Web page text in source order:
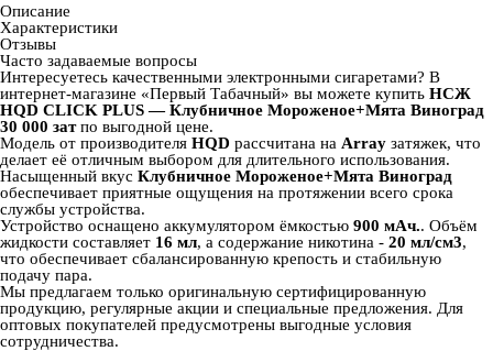
Описание
Характеристики
Отзывы
Часто задаваемые вопросы
Интересуетесь качественными электронными сигаретами? В
интернет‑магазине «Первый Табачный» вы можете купить НСЖ
HQD CLICK PLUS — Клубничное Мороженое+Мята Виноград
30 000 затпо выгодной цене.
Модель от производителя HQD рассчитана на Array затяжек, что
делает её отличным выбором для длительного использования.
Насыщенный вкус Клубничное Мороженое+Мята Виноград
обеспечивает приятные ощущения на протяжении всего срока
службы устройства.
Устройство оснащено аккумулятором ёмкостью 900 мАч.. Объём
жидкости составляет 16 мл, а содержание никотина - 20 мл/см3,
что обеспечивает сбалансированную крепость и стабильную
подачу пара.
Мы предлагаем только оригинальную сертифицированную
продукцию, регулярные акции и специальные предложения. Для
оптовых покупателей предусмотрены выгодные условия
сотрудничества.